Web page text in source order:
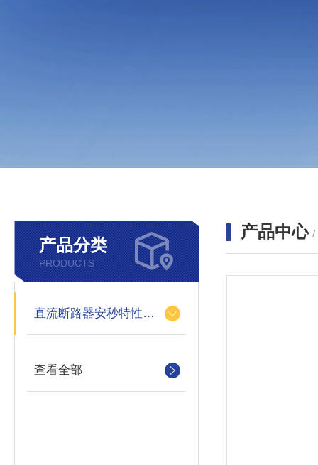
产品分类
PRODUCTS
直流断路器安秒特性测试仪
查看全部
产品中心 /